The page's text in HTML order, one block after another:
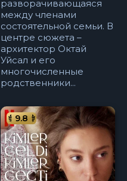
разворачивающаяся
между членами
состоятельной семьи. В
центре сюжета –
архитектор Октай
Уйсал и его
многочисленные
родственники...
9.8